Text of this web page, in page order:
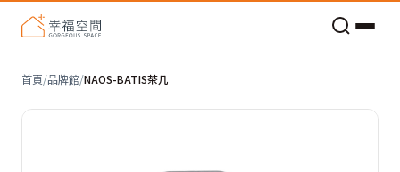
首頁/品牌館/NAOS-BATIS茶几